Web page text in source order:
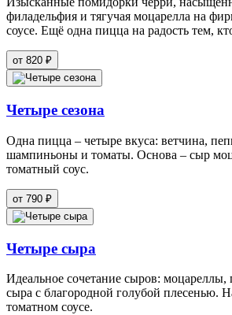
филадельфия и тягучая моцарелла на
соусе. Ещё одна пицца на радость тем,
от 820 ₽
Четыре сезона
Одна пицца – четыре вкуса: ветчина,
шампиньоны и томаты. Основа – сыр
томатный соус.
от 790 ₽
Четыре сыра
Идеальное сочетание сыров: моцареллы,
сыра с благородной голубой плесенью.
томатном соусе.